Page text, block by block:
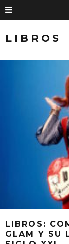
LIBROS
LIBROS:
GLAM Y SU